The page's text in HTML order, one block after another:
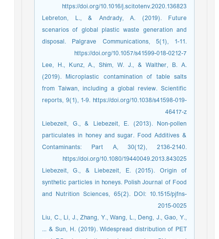
https://doi.org/10.1016/j.scitotenv.2020.136823
Lebreton, L., & Andrady, A. (2019). Future
scenarios of global plastic waste generation and
disposal. Palgrave Communications, 5(1), 1-11.
https://doi.org/10.1057/s41599-018-0212-7
Lee, H., Kunz, A., Shim, W. J., & Walther, B. A.
(2019). Microplastic contamination of table salts
from Taiwan, including a global review. Scientific
reports, 9(1), 1-9. https://doi.org/10.1038/s41598-019-
46417-z
Liebezeit, G., & Liebezeit, E. (2013). Non-pollen
particulates in honey and sugar. Food Additives &
Contaminants: Part A, 30(12), 2136-2140.
https://doi.org/10.1080/19440049.2013.843025
Liebezeit, G., & Liebezeit, E. (2015). Origin of
synthetic particles in honeys. Polish Journal of Food
and Nutrition Sciences, 65(2). DOI: 10.1515/pjfns-
2015-0025
Liu, C., Li, J., Zhang, Y., Wang, L., Deng, J., Gao, Y.,
... & Sun, H. (2019). Widespread distribution of PET